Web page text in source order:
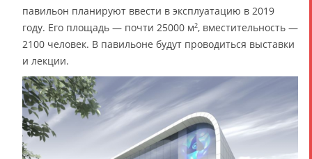
павильон планируют ввести в эксплуатацию в 2019
году. Его площадь — почти 25000 м2, вместительность —
2100 человек. В павильоне будут проводиться выставки
и лекции.